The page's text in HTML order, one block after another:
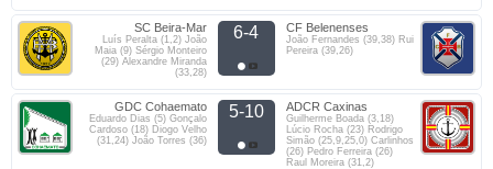
SC Beira-Mar
Luís Peralta (1,2) João
Maia (9) Sérgio Monteiro
(29) Alexandre Miranda
(33,28)
6-4 CF Belenenses
João Fernandes (39,38) Rui
Pereira (39,26)
GDC Cohaemato
Eduardo Dias (5) Gonçalo
Cardoso (18) Diogo Velho
(31,24) João Torres (36)
5-10 ADCR Caxinas
Guilherme Boada (3,18)
Lúcio Rocha (23) Rodrigo
Simão (25,9,25,0) Carlinhos
(26) Pedro Ferreira (26)
Raul Moreira (31,2)